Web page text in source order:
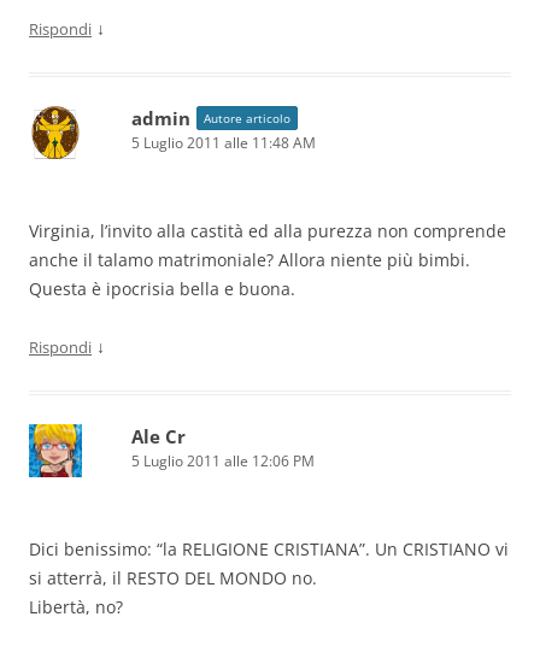
Rispondi ↓
admin Autore articolo
5 Luglio 2011 alle 11:48 AM
Virginia, l’invito alla castità ed alla purezza non comprende
anche il talamo matrimoniale? Allora niente più bimbi.
Questa è ipocrisia bella e buona.
Rispondi ↓
Ale Cr
5 Luglio 2011 alle 12:06 PM
Dici benissimo: “la RELIGIONE CRISTIANA”. Un CRISTIANO vi
si atterrà, il RESTO DEL MONDO no.
Libertà, no?